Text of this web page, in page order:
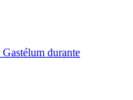
durante